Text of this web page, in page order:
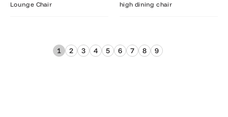
Lounge Chair
high dining chair
1 2 3 4 5 6 7 8 9